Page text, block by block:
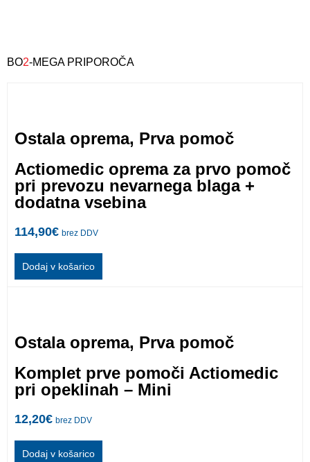
BO2-MEGA PRIPOROČA
Ostala oprema, Prva pomoč
Actiomedic oprema za prvo pomoč
pri prevozu nevarnega blaga +
dodatna vsebina
114,90€ brez DDV
Dodaj v košarico
Ostala oprema, Prva pomoč
Komplet prve pomoči Actiomedic
pri opeklinah – Mini
12,20€ brez DDV
Dodaj v košarico